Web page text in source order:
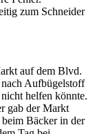
zum Schneider
auf dem Blvd.
Aufbügelstoff
helfen könnte.
gab der Markt
Bäcker in der